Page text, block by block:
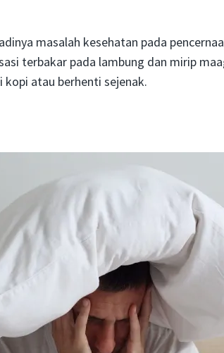
masalah kesehatan pada
terbakar pada lambung dan mirip
kopi atau berhenti sejenak.